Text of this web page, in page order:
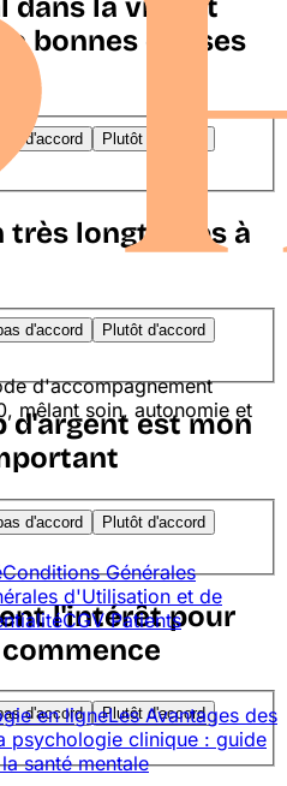
dans la vie est
bonnes choses
d'accord
Plutôt d'accord
très longtemps à
d'accord
Plutôt d'accord
d'argent est mon
d'accord
Plutôt d'accord
l'intérêt pour
d'accord
Plutôt d'accord
d'accompagnement
mêlant soin, autonomie et
Conditions Générales
d'Utilisation et de
CGV Patients
en ligneLes Avantages des
psychologie clinique : guide
santé mentale